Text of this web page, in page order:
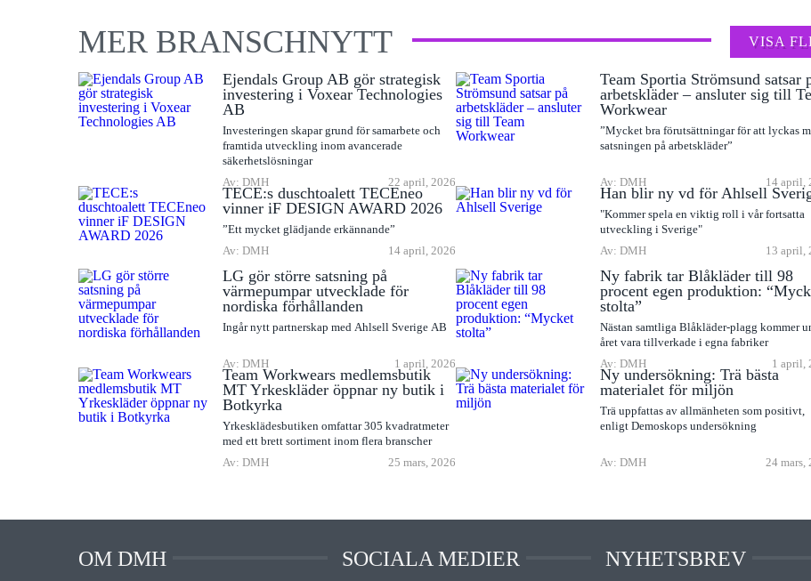
MER BRANSCHNYTT VISA
Ejendals Group AB gör strategisk
investering i Voxear Technologies
AB
Investeringen skapar grund för samarbete och
framtida utveckling inom avancerade
säkerhetslösningar
Av: DMH
22 april, 2026
Team Sportia Strömsund satsar
arbetskläder – ansluter sig till
Workwear
”Mycket bra förutsättningar för att lyckas
satsningen på arbetskläder”
Av: DMH 14 april,
TECE:s duschtoalett TECEneo
vinner iF DESIGN AWARD 2026
”Ett mycket glädjande erkännande”
Av: DMH
14 april, 2026
Han blir ny vd för Ahlsell
"Kommer spela en viktig roll i vår fortsatta
utveckling i Sverige"
Av: DMH
13 april,
LG gör större satsning på
värmepumpar utvecklade för
nordiska förhållanden
Ingår nytt partnerskap med Ahlsell Sverige AB
Av: DMH 1 april, 2026
Ny fabrik tar Blåkläder till 98
procent egen produktion:
stolta”
Nästan samtliga Blåkläder-plagg kommer
året vara tillverkade i egna fabriker
Av: DMH
1 april,
Team Workwears medlemsbutik
MT Yrkeskläder öppnar ny butik i
Botkyrka
Yrkesklädesbutiken omfattar 305 kvadratmeter
med ett brett sortiment inom flera branscher
Av: DMH
25 mars, 2026
Ny undersökning: Trä bästa
materialet för miljön
Trä uppfattas av allmänheten som positivt,
enligt Demoskops undersökning
Av: DMH 24 mars,
OM DMH SOCIALA MEDIER NYHETSBREV